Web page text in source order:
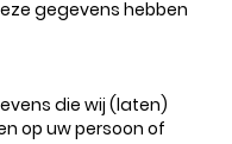
gegevens hebben
die wij (laten)
op uw persoon of